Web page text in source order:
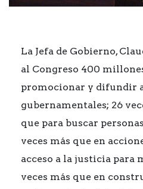
La Jefa de Gobierno,
al Congreso 400
promocionar y difundir
gubernamentales; 26
que para buscar
veces más que en
acceso a la justicia para
veces más que en